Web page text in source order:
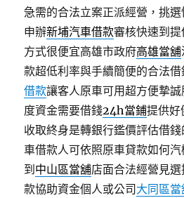
急需的合法立案正派經營，挑
申辦新埔汽車借款審核快速到
方式很便宜高雄市政府高雄當舖
款超低利率與手續簡便的合法
借款讓客人原車可用超方便摯
度資金需要借錢24h當鋪提供好
收取終身是轉銀行鑑價評估借錢
車借款人可依照原車貸款如何
到 中山區當舖店面合法經營見
款協助資金個人或公司 大同區當